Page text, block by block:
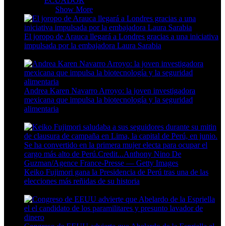
Show More
El joropo de Arauca llegará a Londres gracias a una iniciativa
impulsada por la embajadora Laura Sarabia
Andrea Karen Navarro Arroyo: la joven investigadora
mexicana que impulsa la biotecnología y la seguridad
alimentaria
Keiko Fujimori gana la Presidencia de Perú tras una de las
elecciones más reñidas de su historia